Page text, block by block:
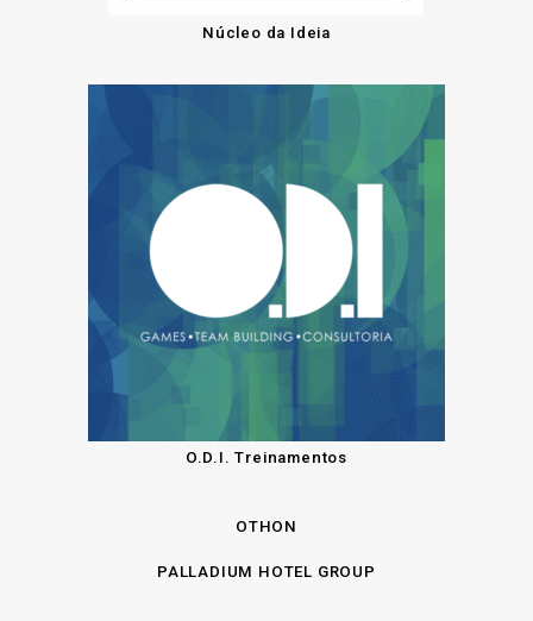
Núcleo da Ideia
O.D.I. Treinamentos
OTHON
PALLADIUM HOTEL GROUP